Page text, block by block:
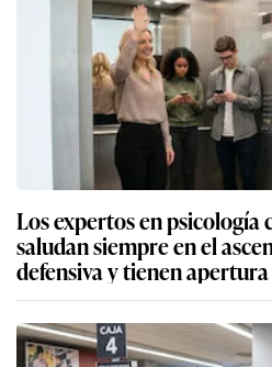
Los expertos en psicología
saludan siempre en el
defensiva y tienen